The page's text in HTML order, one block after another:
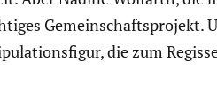
Gemein­schafts­pro­jekt.
die zum